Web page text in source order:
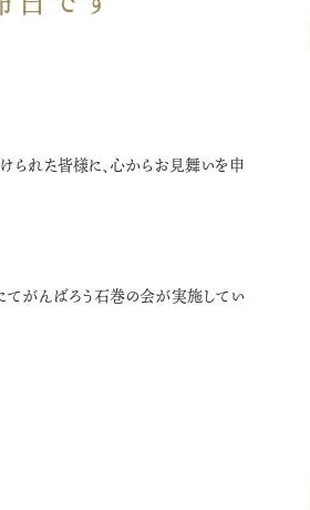
られた皆様に、心からお見舞いを申
てがんばろう石巻の会が実施してい